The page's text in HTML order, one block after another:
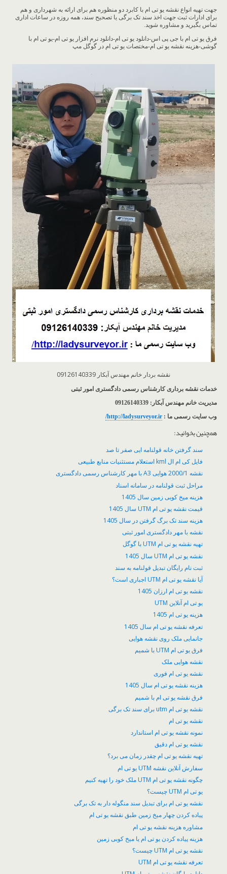
جهت تهیه انواع نقشه یو تی ام با کابرد دو منظوره هم برای ارائه به شهرداری و هم
برای ادارات ثبت جهت اخذ سند تک برگی یا تصحیح سند، همه روزه در ساعات اداری
تماس بگیرید و مشاوره شوید.
فرق یو تی ام با جی پی اس-دانلود یو تی ام-دانلود نرم افزار یو تی ام-یو تی ام با
گوشی-هزینه نقشه یو تی ام-مختصات یو تی ام در گوگل مپ
نقشه بردار خانم مهندس آبکار 09126140339
خدمات نقشه برداری کارشناس رسمی دادگستری امور ثبتی
مدیریت خانم مهندس آبکار: 09126140339
وب سایت رسمی ما : http://ladysurveyor.ir/
همچنین بخوانید:
سند گرفتن خانه قولنامه ایی صفر تا صد
فایل کی ام ال kml استعلام مستثنیات منابع طبیعی
نقشه 2000/1 هوایی A3 با مهر کارشناس رسمی دادگستری
مراحل ثبت قولنامه در سامانه اسناد
هزینه میخ کوبی زمین سال 1405
قیمت نقشه یو تی ام UTM سال 1405
هزینه سند تک برگ گرفتن در سال 1405
نقشه با مهر دادگستری امور ثبتی
تهیه نقشه یو تی ام UTM با گوگل
نقشه یو تی ام UTM سال 1405
ثبت نام رایگان تبدیل قولنامه به سند
آیا نقشه یو تی ام UTM اجباری است؟
نقشه یو تی ام ارزان 1405
یو تی ام آنلاین UTM
هزینه یو تی ام 1405
تعرفه نقشه یو تی ام سال 1405
جانمایی ملک روی نقشه هوایی
فرق یو تی ام UTM با شمیم
نقشه هوایی ملک
نقشه یو تی ام فوری
هزینه نقشه یو تی ام سال 1405
فرق نقشه یو تی ام با شمیم
نقشه یو تی ام utm برای سند تک برگی
نقشه یو تی ام
نمونه نقشه یو تی ام استاندارد
نقشه یو تی ام دقیق
تهیه نقشه یو تی ام چقدر زمان می برد؟
سفارش آنلاین نقشه UTM یو تی ام
چگونه نقشه یو تی ام UTM ملک خود را تهیه کنیم
یو تی ام UTM چیست؟
نقشه یو تی ام برای تبدیل سند منگوله دار به تک برگی
پیاده کردن چهار میخ زمین طبق نقشه یو تی ام
مشاوره هزینه نقشه یو تی ام
هزینه پیاده کردن یو تی ام یا میخ کوبی زمین
نقشه یو تی ام UTM چیست؟
تعرفه نقشه یو تی ام UTM